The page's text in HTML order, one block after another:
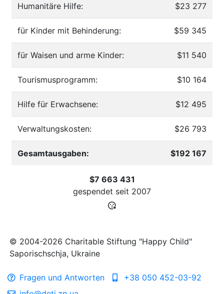
Humanitäre Hilfe: $23 277
für Kinder mit Behinderung: $59 345
für Waisen und arme Kinder: $11 540
Tourismusprogramm: $10 164
Hilfe für Erwachsene: $12 495
Verwaltungskosten: $26 793
Gesamtausgaben: $192 167
$7 663 431
gespendet seit 2007
© 2004-2026 Charitable Stiftung "Happy Child"
Saporischschja, Ukraine
Fragen und Antworten
+38 050 452-03-92